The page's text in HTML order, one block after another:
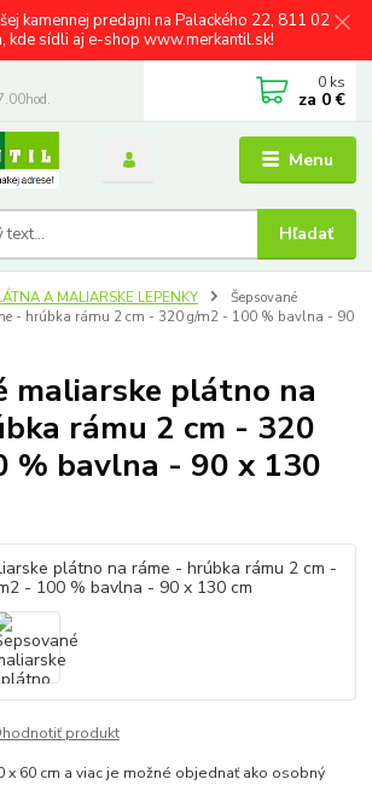
kamennej predajni na Palackého 22, 811 02
kde sídli aj e-shop www.merkantil.sk!
Menu
Hľadať
0 ks
za 0 €
A MALIARSKE LEPENKY
Šepsované
- hrúbka rámu 2 cm - 320 g/m2 - 100 % bavlna - 90
maliarske plátno na
rámu 2 cm - 320
% bavlna - 90 x 130
produkt
x 60 cm a viac je možné objednať ako osobný